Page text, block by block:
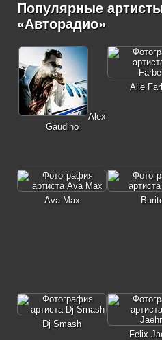
Популярные
«Авторадио»
Alex
Gaudino
Alle
Ava Max
Dj Smash
Felix